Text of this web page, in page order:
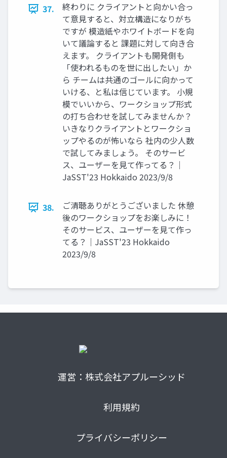
37.
終わりに クライアントと向かい合っ
て意見すると、対立構造になりがち
ですが 模造紙やホワイトボードを向
いて議論すると 課題に対して向き合
えます。 クライアントも開発側も
「使われるものを世に出したい」か
ら チームは共通のゴールに向かって
いける、と私は信じています。 小規
模でいいから、ワークショップ形式
の打ち合わせを試してみませんか？
いきなりクライアントとワークショ
ップやるのが怖いなら 社内の少人数
で試してみましょう。 そのサービ
ス、ユーザーを見て作ってる？｜
JaSST'23 Hokkaido 2023/9/8
38.
ご清聴ありがとうございました 休憩
後のワークショップをお楽しみに！
そのサービス、ユーザーを見て作っ
てる？｜JaSST'23 Hokkaido
2023/9/8
運営：株式会社アプルーシッド
利用規約
プライバシーポリシー